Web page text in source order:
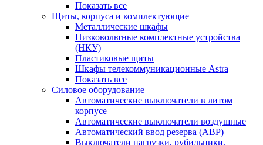
Показать все
Щиты, корпуса и комплектующие
Металлические шкафы
Низковольтные комплектные устройства
(НКУ)
Пластиковые щиты
Шкафы телекоммуникационные Astra
Показать все
Силовое оборудование
Автоматические выключатели в литом
корпусе
Автоматические выключатели воздушные
Автоматический ввод резерва (АВР)
Выключатели нагрузки, рубильники,